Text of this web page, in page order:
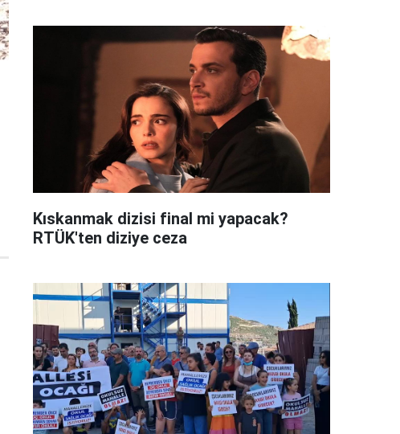
Kıskanmak dizisi final mi yapacak?
RTÜK'ten diziye ceza